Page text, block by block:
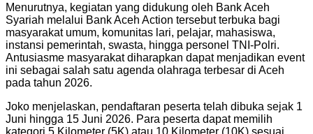
Menurutnya, kegiatan yang didukung oleh Bank Aceh
Syariah melalui Bank Aceh Action tersebut terbuka bagi
masyarakat umum, komunitas lari, pelajar, mahasiswa,
instansi pemerintah, swasta, hingga personel TNI-Polri.
Antusiasme masyarakat diharapkan dapat menjadikan event
ini sebagai salah satu agenda olahraga terbesar di Aceh
pada tahun 2026.
Joko menjelaskan, pendaftaran peserta telah dibuka sejak 1
Juni hingga 15 Juni 2026. Para peserta dapat memilih
kategori 5 Kilometer (5K) atau 10 Kilometer (10K) sesuai